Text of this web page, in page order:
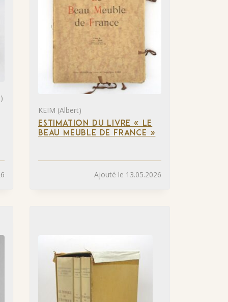
KEIM (Albert)
ESTIMATION DU LIVRE « LE
BEAU MEUBLE DE FRANCE »
Ajouté le 13.05.2026